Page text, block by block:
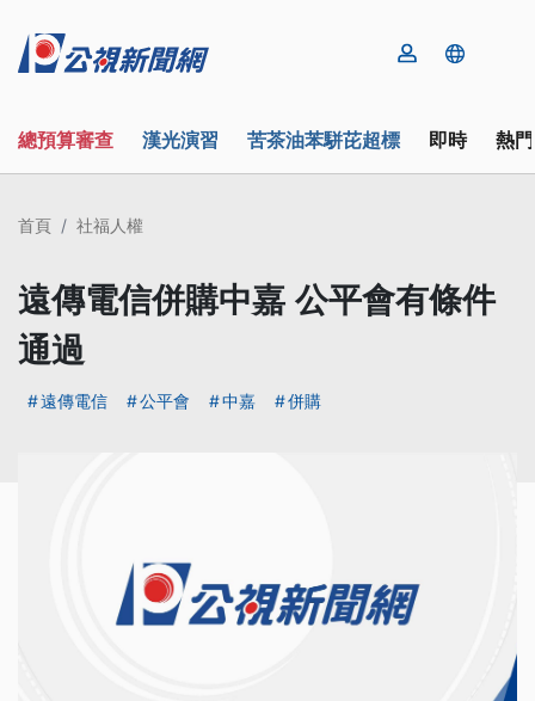
總預算審查 漢光演習 苦茶油苯駢芘超標 即時 熱
首頁 社福人權
遠傳電信併購中嘉 公平會有條件
通過
遠傳電信 公平會 中嘉 併購